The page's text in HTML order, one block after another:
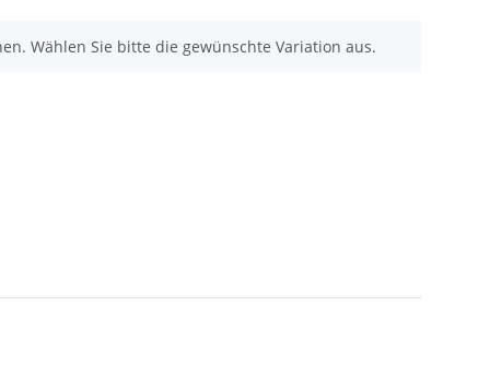
Wählen Sie bitte die gewünschte Variation aus.